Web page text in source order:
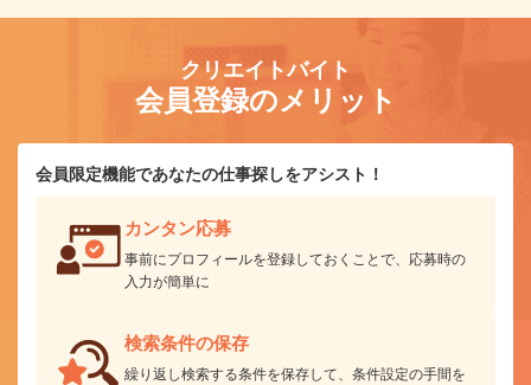
クリエイトバイト
会員登録のメリット
会員限定機能であなたの仕事探しをアシスト！
カンタン応募
事前にプロフィールを登録しておくことで、応募時の
入力が簡単に
検索条件の保存
繰り返し検索する条件を保存して、条件設定の手間を